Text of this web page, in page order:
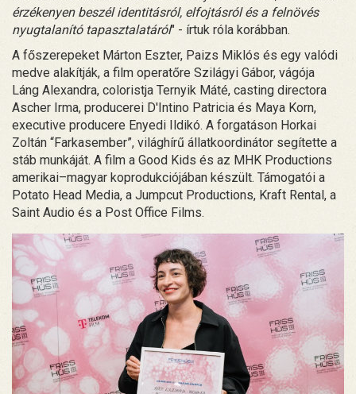
érzékenyen beszél identitásról, elfojtásról és a felnövés
nyugtalanító tapasztalatáról" - írtuk róla korábban.
A főszerepeket Márton Eszter, Paizs Miklós és egy valódi
medve alakítják, a film operatőre Szilágyi Gábor, vágója
Láng Alexandra, coloristja Ternyik Máté, casting directora
Ascher Irma, producerei D'Intino Patricia és Maya Korn,
executive producere Enyedi Ildikó. A forgatáson Horkai
Zoltán “Farkasember”, világhírű állatkoordinátor segítette a
stáb munkáját. A film a Good Kids és az MHK Productions
amerikai–magyar koprodukciójában készült. Támogatói a
Potato Head Media, a Jumpcut Productions, Kraft Rental, a
Saint Audio és a Post Office Films.